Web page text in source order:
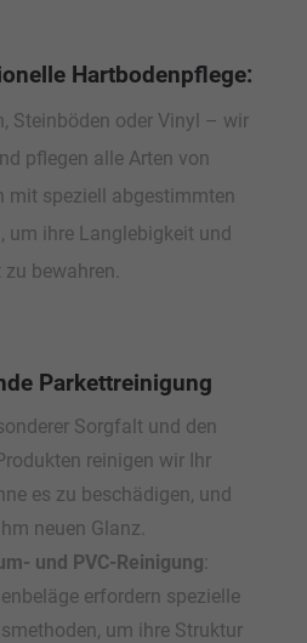
Hartbodenpflege:
Steinböden oder Vinyl – wir
pflegen alle Arten von
mit speziell abgestimmten
um ihre Langlebigkeit und
bewahren.
Parkettreinigung
Sorgfalt und den
reinigen wir Ihr
es zu beschädigen, und
neuen Glanz.
und PVC-Reinigung:
erfordern spezielle
um ihre Struktur